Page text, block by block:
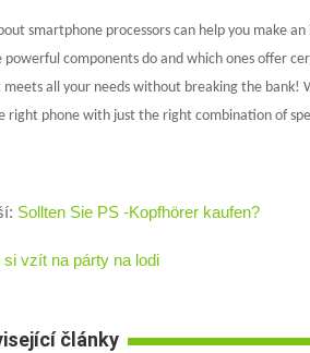
smartphone processors can help you make
powerful components do and which ones offer
meets all your needs without breaking the
right phone with just the right combination of
Sollten Sie PS -Kopfhörer kaufen?
si vzít na párty na lodi
články